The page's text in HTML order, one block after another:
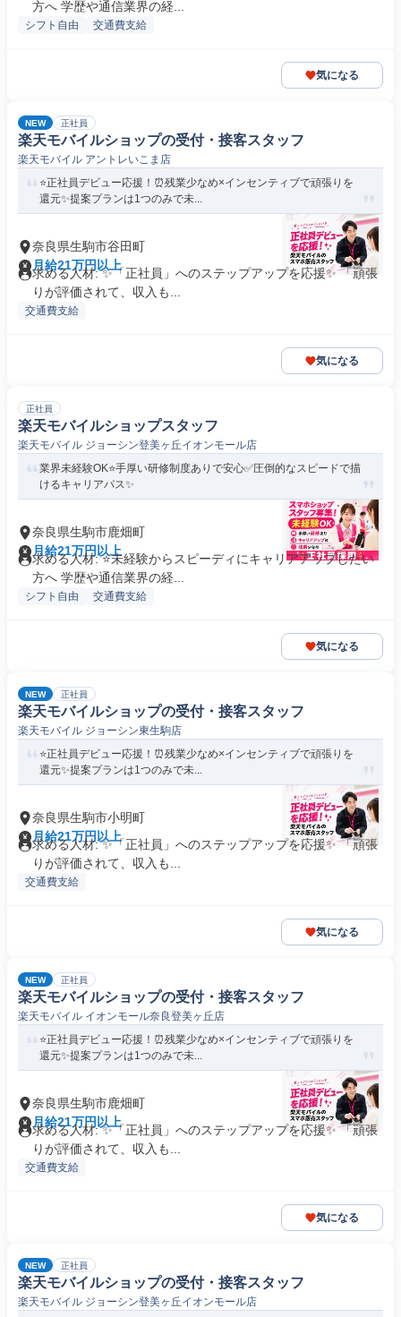
方へ 学歴や通信業界の経...
シフト自由 交通費支給
気になる
NEW 正社員
楽天モバイルショップの受付・接客スタッフ
楽天モバイル アントレいこま店
⭐正社員デビュー応援！⏰残業少なめ×インセンティブで頑張りを
還元✨提案プランは1つのみで未...
奈良県生駒市谷田町
月給21万円以上
求める人材: ✨「正社員」へのステップアップを応援✨ 「頑張
りが評価されて、収入も...
交通費支給
気になる
正社員
楽天モバイルショップスタッフ
楽天モバイル ジョーシン登美ヶ丘イオンモール店
業界未経験OK⭐️手厚い研修制度ありで安心✅圧倒的なスピードで描
けるキャリアパス✨
奈良県生駒市鹿畑町
月給21万円以上
求める人材: ⭐未経験からスピーディにキャリアアップしたい
方へ 学歴や通信業界の経...
シフト自由 交通費支給
気になる
NEW 正社員
楽天モバイルショップの受付・接客スタッフ
楽天モバイル ジョーシン東生駒店
⭐正社員デビュー応援！⏰残業少なめ×インセンティブで頑張りを
還元✨提案プランは1つのみで未...
奈良県生駒市小明町
月給21万円以上
求める人材: ✨「正社員」へのステップアップを応援✨ 「頑張
りが評価されて、収入も...
交通費支給
気になる
NEW 正社員
楽天モバイルショップの受付・接客スタッフ
楽天モバイル イオンモール奈良登美ヶ丘店
⭐正社員デビュー応援！⏰残業少なめ×インセンティブで頑張りを
還元✨提案プランは1つのみで未...
奈良県生駒市鹿畑町
月給21万円以上
求める人材: ✨「正社員」へのステップアップを応援✨ 「頑張
りが評価されて、収入も...
交通費支給
気になる
NEW 正社員
楽天モバイルショップの受付・接客スタッフ
楽天モバイル ジョーシン登美ヶ丘イオンモール店